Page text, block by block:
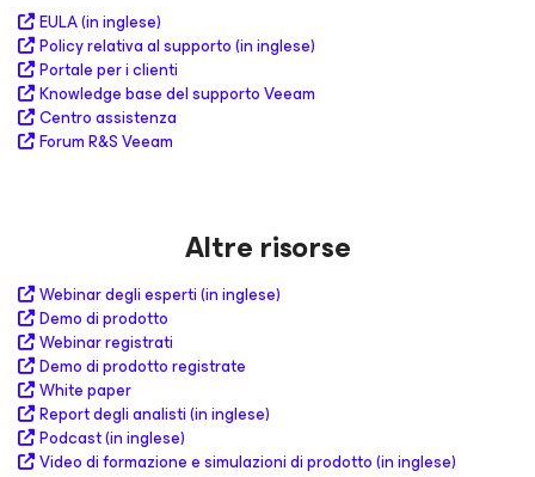
EULA (in inglese)
Policy relativa al supporto (in inglese)
Portale per i clienti
Knowledge base del supporto Veeam
Centro assistenza
Forum R&S Veeam
Altre risorse
Webinar degli esperti (in inglese)
Demo di prodotto
Webinar registrati
Demo di prodotto registrate
White paper
Report degli analisti (in inglese)
Podcast (in inglese)
Video di formazione e simulazioni di prodotto (in inglese)